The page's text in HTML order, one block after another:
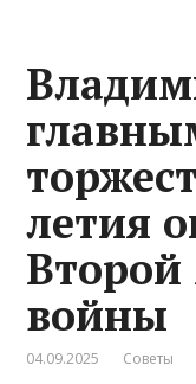
летия
войны
04.09.2025 Советы